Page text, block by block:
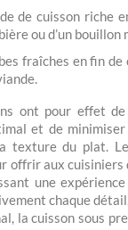
de cuisson riche
ou d’un bouillon
fraîches en fin de
ont pour effet
et de minimiser
texture du plat.
offrir aux cuisiniers
une
chaque
la cuisson sous